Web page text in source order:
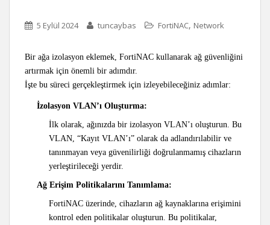
5 Eylül 2024 tuncaybas FortiNAC, Network
Bir ağa izolasyon eklemek, FortiNAC kullanarak ağ güvenliğini
artırmak için önemli bir adımdır.
İşte bu süreci gerçekleştirmek için izleyebileceğiniz adımlar:
İzolasyon VLAN’ı Oluşturma:
İlk olarak, ağınızda bir izolasyon VLAN’ı oluşturun. Bu
VLAN, “Kayıt VLAN’ı” olarak da adlandırılabilir ve
tanınmayan veya güvenilirliği doğrulanmamış cihazların
yerleştirileceği yerdir.
Ağ Erişim Politikalarını Tanımlama:
FortiNAC üzerinde, cihazların ağ kaynaklarına erişimini
kontrol eden politikalar oluşturun. Bu politikalar,